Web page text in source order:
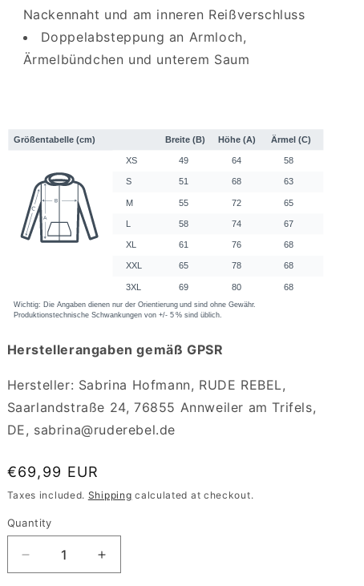
Nackennaht und am inneren Reißverschluss
Doppelabsteppung an Armloch,
Ärmelbündchen und unterem Saum
Herstellerangaben gemäß GPSR
Hersteller: Sabrina Hofmann, RUDE REBEL,
Saarlandstraße 24, 76855 Annweiler am Trifels,
DE, sabrina@ruderebel.de
Regular
price
€69,99 EUR
Taxes included. Shipping calculated at checkout.
Quantity
Decrease
quantity
Increase
quantity